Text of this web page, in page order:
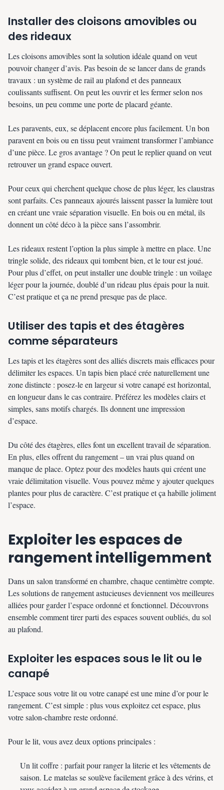
Installer des cloisons amovibles ou
des rideaux
Les cloisons amovibles sont la solution idéale quand on veut
pouvoir changer d’avis. Pas besoin de se lancer dans de grands
travaux : un système de rail au plafond et des panneaux
coulissants suffisent. On peut les ouvrir et les fermer selon nos
besoins, un peu comme une porte de placard géante.
Les paravents, eux, se déplacent encore plus facilement. Un bon
paravent en bois ou en tissu peut vraiment transformer l’ambiance
d’une pièce. Le gros avantage ? On peut le replier quand on veut
retrouver un grand espace ouvert.
Pour ceux qui cherchent quelque chose de plus léger, les claustras
sont parfaits. Ces panneaux ajourés laissent passer la lumière tout
en créant une vraie séparation visuelle. En bois ou en métal, ils
donnent un côté déco à la pièce sans l’assombrir.
Les rideaux restent l’option la plus simple à mettre en place. Une
tringle solide, des rideaux qui tombent bien, et le tour est joué.
Pour plus d’effet, on peut installer une double tringle : un voilage
léger pour la journée, doublé d’un rideau plus épais pour la nuit.
C’est pratique et ça ne prend presque pas de place.
Utiliser des tapis et des étagères
comme séparateurs
Les tapis et les étagères sont des alliés discrets mais efficaces pour
délimiter les espaces. Un tapis bien placé crée naturellement une
zone distincte : posez-le en largeur si votre canapé est horizontal,
en longueur dans le cas contraire. Préférez les modèles clairs et
simples, sans motifs chargés. Ils donnent une impression
d’espace.
Du côté des étagères, elles font un excellent travail de séparation.
En plus, elles offrent du rangement – un vrai plus quand on
manque de place. Optez pour des modèles hauts qui créent une
vraie délimitation visuelle. Vous pouvez même y ajouter quelques
plantes pour plus de caractère. C’est pratique et ça habille joliment
l’espace.
Exploiter les espaces de
rangement intelligemment
Dans un salon transformé en chambre, chaque centimètre compte.
Les solutions de rangement astucieuses deviennent vos meilleures
alliées pour garder l’espace ordonné et fonctionnel. Découvrons
ensemble comment tirer parti des espaces souvent oubliés, du sol
au plafond.
Exploiter les espaces sous le lit ou le
canapé
L’espace sous votre lit ou votre canapé est une mine d’or pour le
rangement. C’est simple : plus vous exploitez cet espace, plus
votre salon-chambre reste ordonné.
Pour le lit, vous avez deux options principales :
Un lit coffre : parfait pour ranger la literie et les vêtements de
saison. Le matelas se soulève facilement grâce à des vérins, et